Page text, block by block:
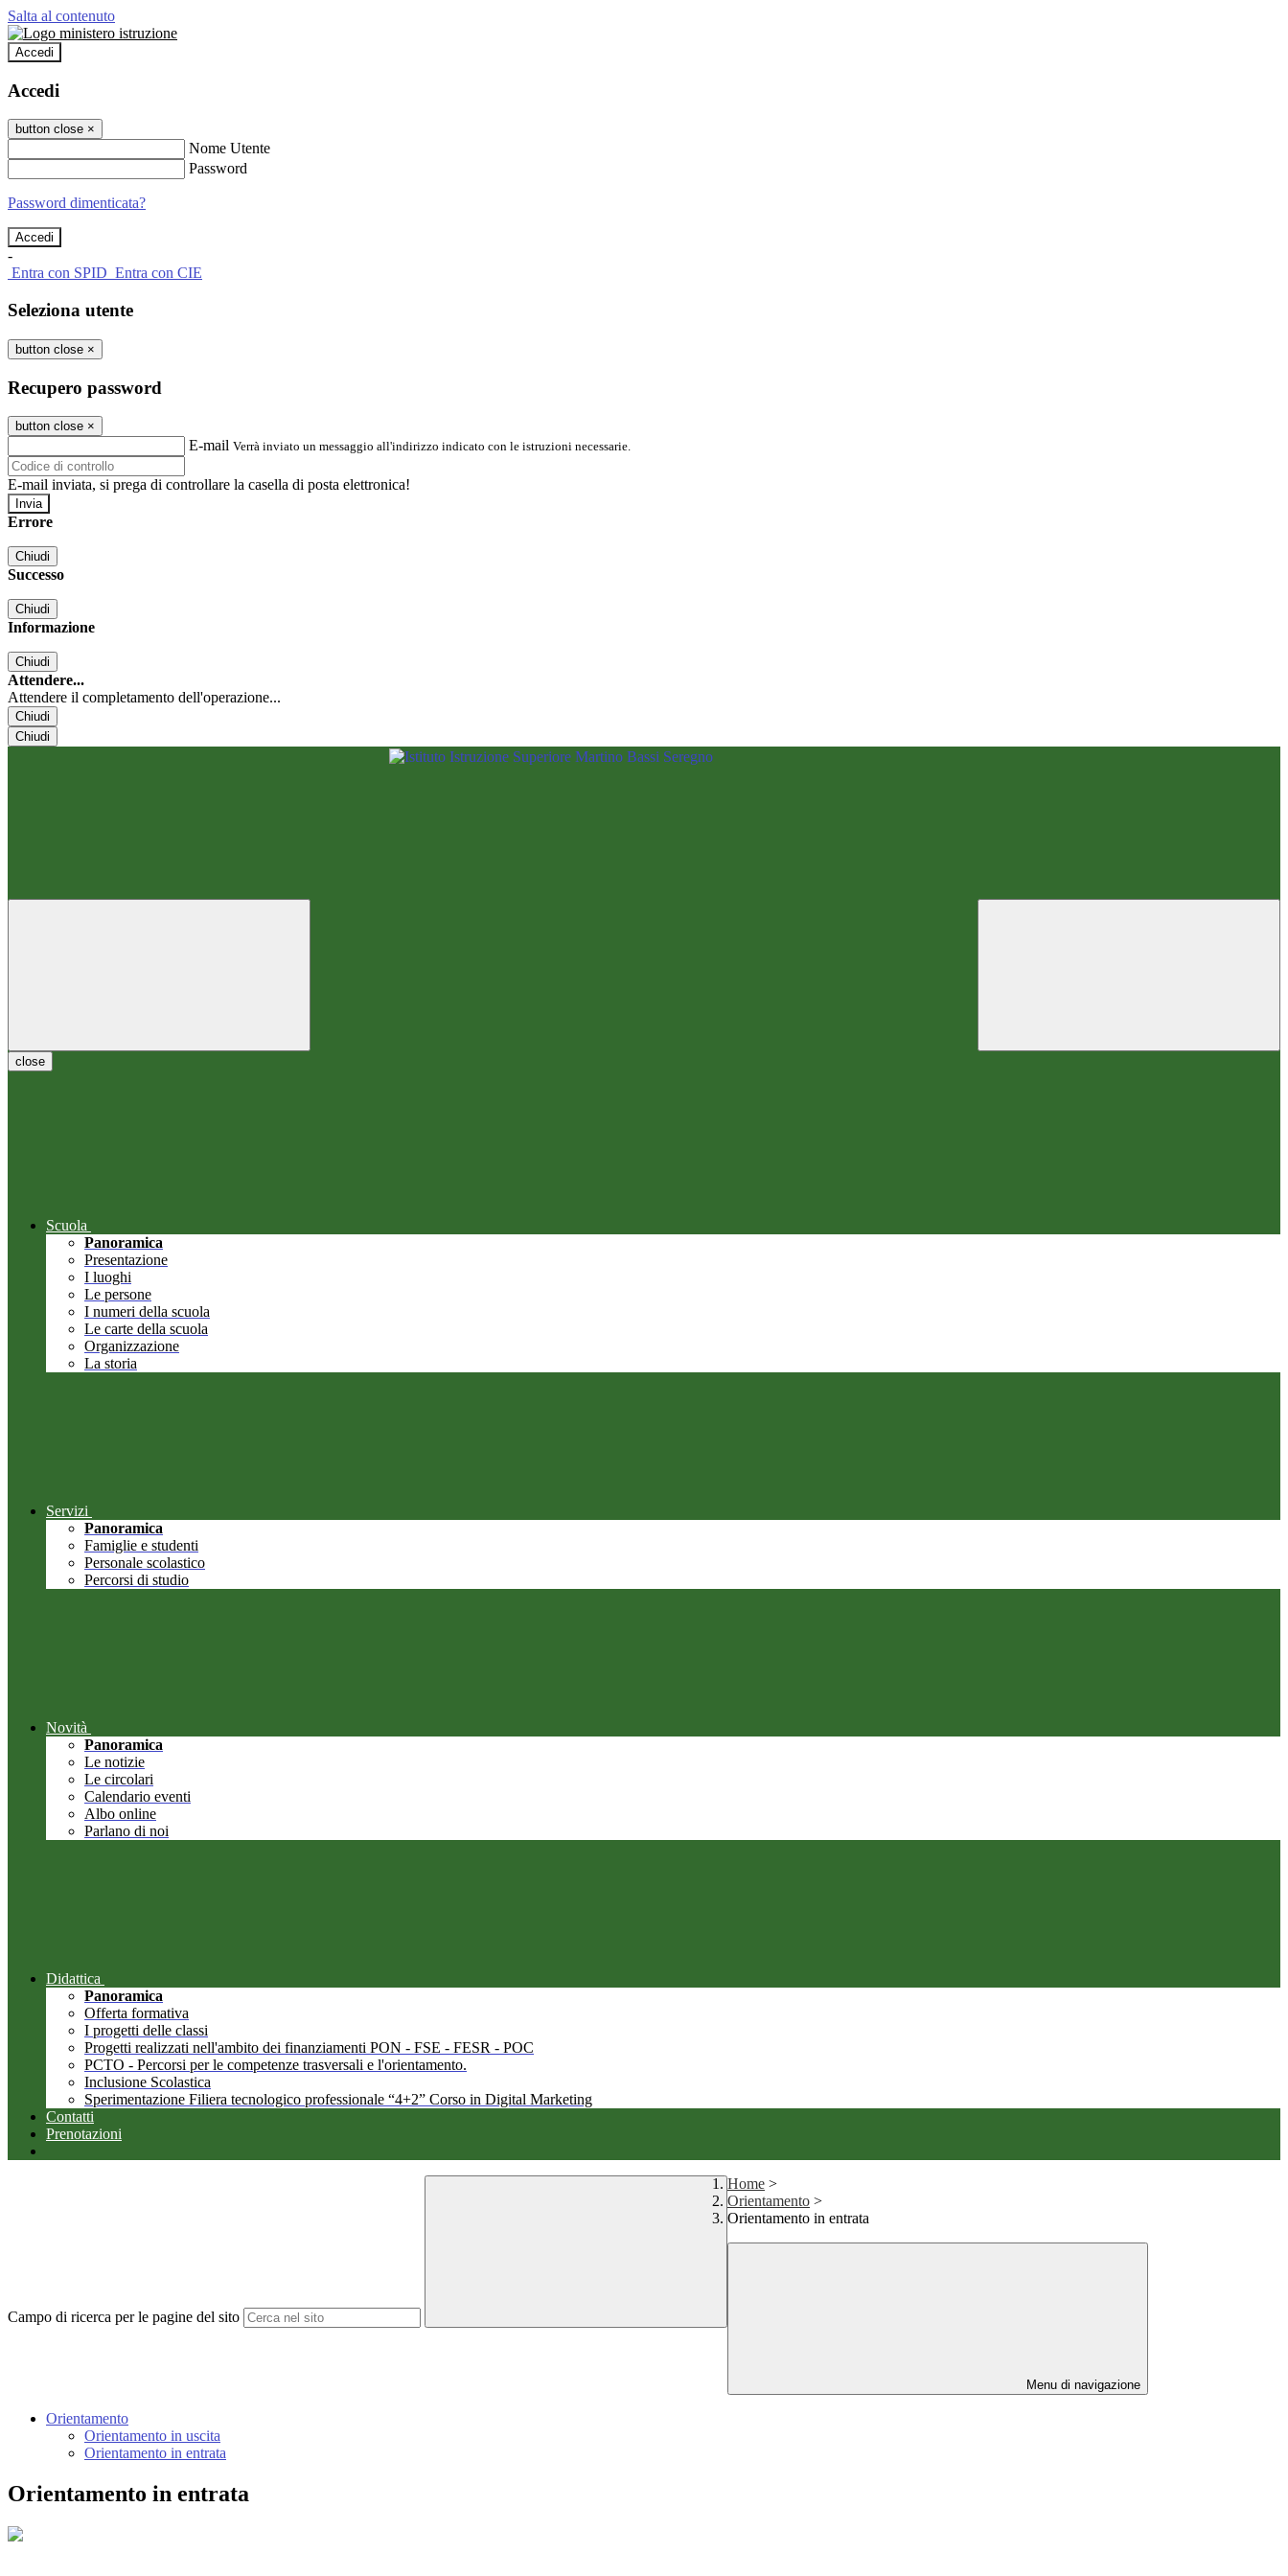
Salta al contenuto
Accedi
Accedi
button close ×
Nome Utente
Password
Password dimenticata?
-
Entra con SPID Entra con CIE
Seleziona utente
button close ×
Recupero password
button close ×
E-mail Verrà inviato un messaggio all'indirizzo indicato con le istruzioni necessarie.
E-mail inviata, si prega di controllare la casella di posta elettronica!
Errore
Chiudi
Successo
Chiudi
Informazione
Chiudi
Attendere...
Attendere il completamento dell'operazione...
Chiudi
Chiudi
close
Scuola
Panoramica
Presentazione
I luoghi
Le persone
I numeri della scuola
Le carte della scuola
Organizzazione
La storia
Servizi
Panoramica
Famiglie e studenti
Personale scolastico
Percorsi di studio
Novità
Panoramica
Le notizie
Le circolari
Calendario eventi
Albo online
Parlano di noi
Didattica
Panoramica
Offerta formativa
I progetti delle classi
Progetti realizzati nell'ambito dei finanziamenti PON - FSE - FESR - POC
PCTO - Percorsi per le competenze trasversali e l'orientamento.
Inclusione Scolastica
Sperimentazione Filiera tecnologico professionale “4+2” Corso in Digital Marketing
Contatti
Prenotazioni
Campo di ricerca per le pagine del sito
Home >
Orientamento >
Orientamento in entrata
Menu di navigazione
Orientamento
Orientamento in uscita
Orientamento in entrata
Orientamento in entrata